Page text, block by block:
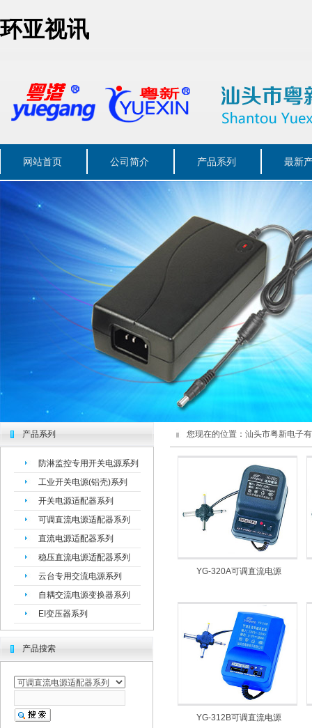
环亚视讯
网站首页 公司简介 产品系列 最新
联系我们
YG-320A可调直流电源
YG-312B可调直流电源
产品系列
防淋监控专用开关电源系列
工业开关电源(铝壳)系列
开关电源适配器系列
可调直流电源适配器系列
直流电源适配器系列
稳压直流电源适配器系列
云台专用交流电源系列
自耦交流电源变换器系列
EI变压器系列
产品搜索
您现在的位置： 汕头市粤新电子